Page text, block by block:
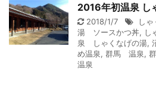
2016年初温泉 し
2018/1/7 し
湯 ソースかつ丼, し
泉 しゃくなげの湯,
め温泉, 群馬 温泉,
温泉